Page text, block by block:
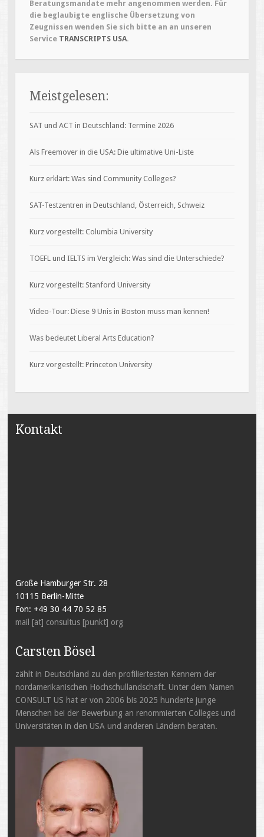
Beratungsmandate mehr angenommen werden. Für
die beglaubigte englische Übersetzung von
Zeugnissen wenden Sie sich bitte an an unseren
Service TRANSCRIPTS USA.
Meistgelesen:
SAT und ACT in Deutschland: Termine 2026
Als Freemover in die USA: Die ultimative Uni-Liste
Kurz erklärt: Was sind Community Colleges?
SAT-Testzentren in Deutschland, Österreich, Schweiz
Kurz vorgestellt: Columbia University
TOEFL und IELTS im Vergleich: Was sind die Unterschiede?
Kurz vorgestellt: Stanford University
Video-Tour: Diese 9 Unis in Boston muss man kennen!
Was bedeutet Liberal Arts Education?
Kurz vorgestellt: Princeton University
Kontakt
Große Hamburger Str. 28
10115 Berlin-Mitte
Fon: +49 30 44 70 52 85
mail [at] consultus [punkt] org
Carsten Bösel
zählt in Deutschland zu den profiliertesten Kennern der
nordamerikanischen Hochschullandschaft. Unter dem Namen
CONSULT US hat er von 2006 bis 2025 hunderte junge
Menschen bei der Bewerbung an renommierten Colleges und
Universitäten in den USA und anderen Ländern beraten.